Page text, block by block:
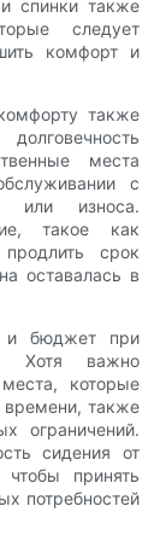
спинки также
следует
комфорт и
также
места
с
или износа.
такое как
срок
оставалась в
и бюджет при
Хотя важно
которые
времени, также
ограничений.
сидения от
чтобы принять
потребностей